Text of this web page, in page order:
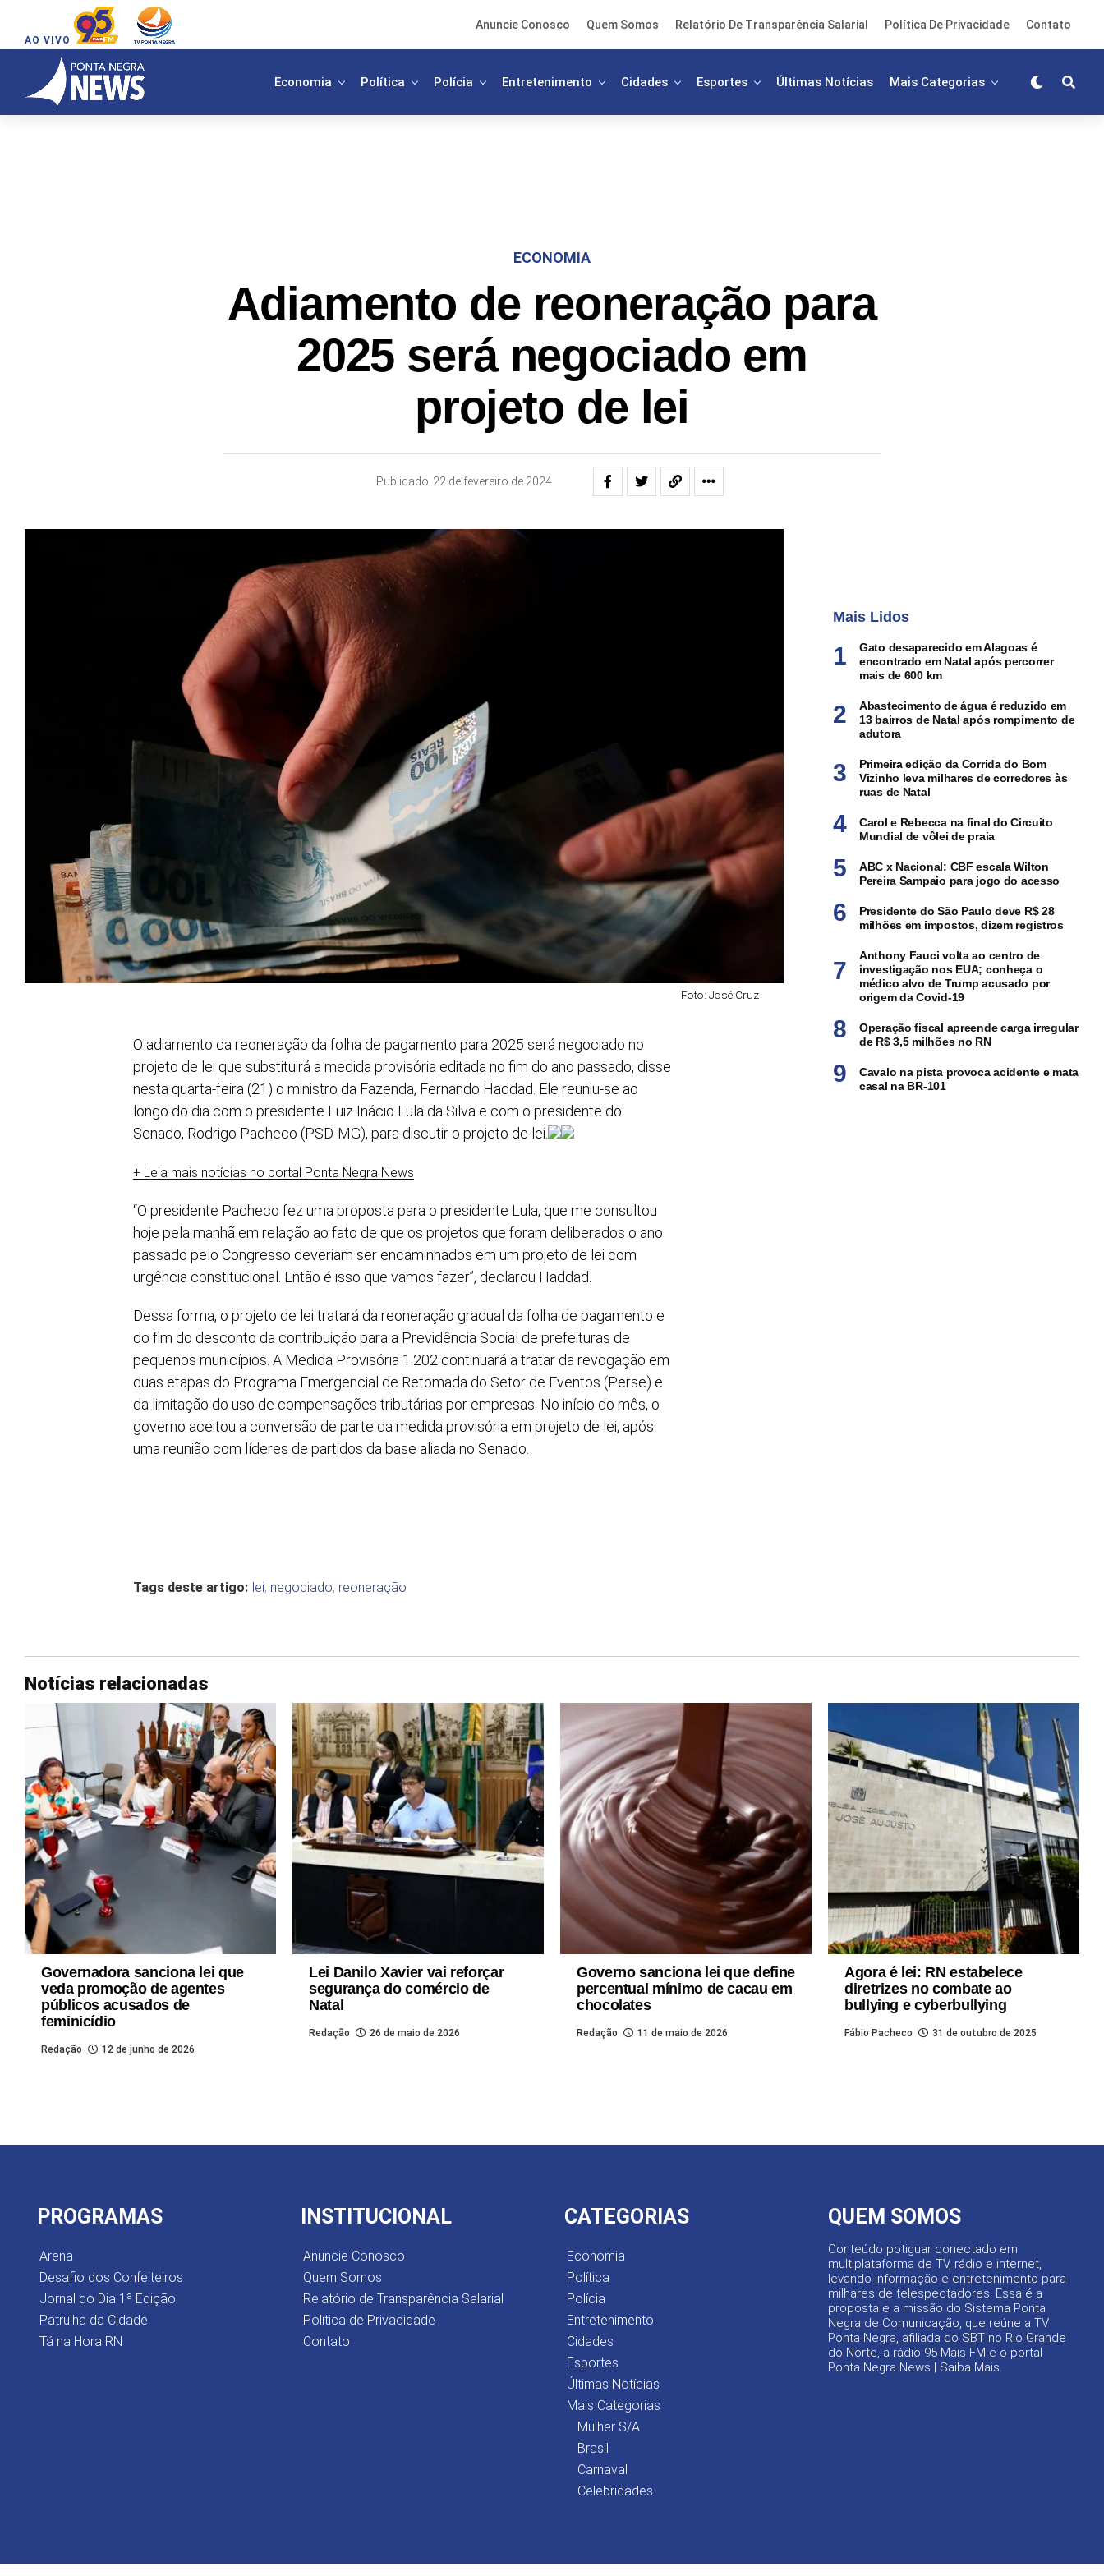
AO VIVO
Anuncie Conosco Quem Somos Relatório De Transparência Salarial Política De Privacidade Contato
Economia Política Polícia Entretenimento Cidades Esportes Últimas Notícias Mais Categorias
ECONOMIA
Adiamento de reoneração para
2025 será negociado em
projeto de lei
Publicado 22 de fevereiro de 2024
Foto: José Cruz
O adiamento da reoneração da folha de pagamento para 2025 será negociado no
projeto de lei que substituirá a medida provisória editada no fim do ano passado, disse
nesta quarta-feira (21) o ministro da Fazenda, Fernando Haddad. Ele reuniu-se ao
longo do dia com o presidente Luiz Inácio Lula da Silva e com o presidente do
Senado, Rodrigo Pacheco (PSD-MG), para discutir o projeto de lei.
+ Leia mais notícias no portal Ponta Negra News
“O presidente Pacheco fez uma proposta para o presidente Lula, que me consultou
hoje pela manhã em relação ao fato de que os projetos que foram deliberados o ano
passado pelo Congresso deveriam ser encaminhados em um projeto de lei com
urgência constitucional. Então é isso que vamos fazer”, declarou Haddad.
Dessa forma, o projeto de lei tratará da reoneração gradual da folha de pagamento e
do fim do desconto da contribuição para a Previdência Social de prefeituras de
pequenos municípios. A Medida Provisória 1.202 continuará a tratar da revogação em
duas etapas do Programa Emergencial de Retomada do Setor de Eventos (Perse) e
da limitação do uso de compensações tributárias por empresas. No início do mês, o
governo aceitou a conversão de parte da medida provisória em projeto de lei, após
uma reunião com líderes de partidos da base aliada no Senado.
Tags deste artigo: lei, negociado, reoneração
Mais Lidos
Gato desaparecido em Alagoas é
encontrado em Natal após percorrer
mais de 600 km
Abastecimento de água é reduzido em
13 bairros de Natal após rompimento de
adutora
Primeira edição da Corrida do Bom
Vizinho leva milhares de corredores às
ruas de Natal
Carol e Rebecca na final do Circuito
Mundial de vôlei de praia
ABC x Nacional: CBF escala Wilton
Pereira Sampaio para jogo do acesso
Presidente do São Paulo deve R$ 28
milhões em impostos, dizem registros
Anthony Fauci volta ao centro de
investigação nos EUA; conheça o
médico alvo de Trump acusado por
origem da Covid-19
Operação fiscal apreende carga irregular
de R$ 3,5 milhões no RN
Cavalo na pista provoca acidente e mata
casal na BR-101
Notícias relacionadas
Governadora sanciona lei que
veda promoção de agentes
públicos acusados de
feminicídio
Redação 12 de junho de 2026
Lei Danilo Xavier vai reforçar
segurança do comércio de
Natal
Redação 26 de maio de 2026
Governo sanciona lei que define
percentual mínimo de cacau em
chocolates
Redação 11 de maio de 2026
Agora é lei: RN estabelece
diretrizes no combate ao
bullying e cyberbullying
Fábio Pacheco 31 de outubro de 2025
PROGRAMAS
Arena
Desafio dos Confeiteiros
Jornal do Dia 1ª Edição
Patrulha da Cidade
Tá na Hora RN
INSTITUCIONAL
Anuncie Conosco
Quem Somos
Relatório de Transparência Salarial
Política de Privacidade
Contato
CATEGORIAS
Economia
Política
Polícia
Entretenimento
Cidades
Esportes
Últimas Notícias
Mais Categorias
Mulher S/A
Brasil
Carnaval
Celebridades
QUEM SOMOS
Conteúdo potiguar conectado em
multiplataforma de TV, rádio e internet,
levando informação e entretenimento para
milhares de telespectadores. Essa é a
proposta e a missão do Sistema Ponta
Negra de Comunicação, que reúne a TV
Ponta Negra, afiliada do SBT no Rio Grande
do Norte, a rádio 95 Mais FM e o portal
Ponta Negra News | Saiba Mais.